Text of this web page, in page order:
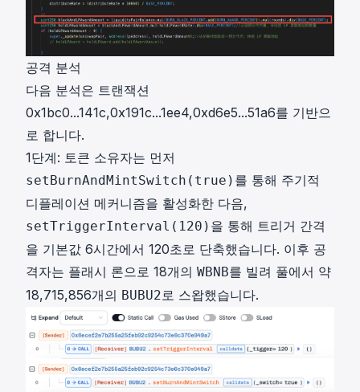
공격 분석
다음 분석은 트랜잭션
0x1bc0...141c,0x191c...1ee4,0xd6e5...51a6를 기반으
로 합니다.
1단계: 토큰 소유자는 먼저
setBurnAndMintSwitch(true) 를 통해 주기적
디플레이션 메커니즘을 활성화한 다음,
setTriggerInterval(120) 을 통해 트리거 간격
을 기본값 6시간에서 120초로 단축했습니다. 이후 공
격자는 플래시 론으로 18개의 WBNB를 빌려 풀에서 약
18,715,856개의 BUBU2 로 스왑했습니다.